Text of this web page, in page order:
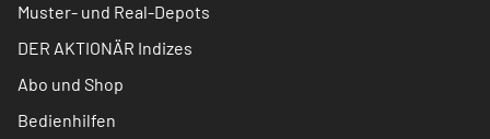
Muster- und Real-Depots
DER AKTIONÄR Indizes
Abo und Shop
Bedienhilfen